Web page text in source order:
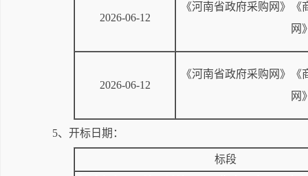
2026-06-12
《河南省政府采购网》
网
2026-06-12
《河南省政府采购网》
网
5、开标日期：
标段